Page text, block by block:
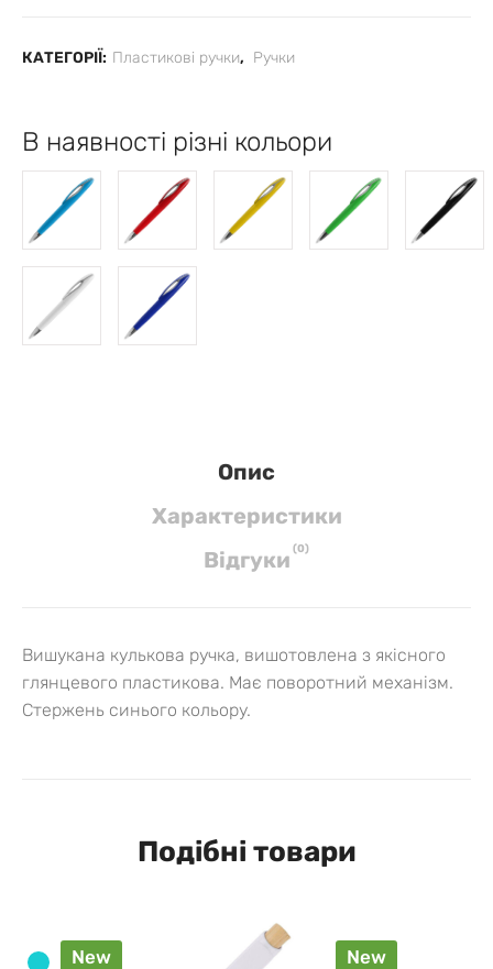
КАТЕГОРІЇ: Пластикові ручки, Ручки
В наявності різні кольори
Опис
Характеристики
Вiдгуки (0)
Вишукана кулькова ручка, вишотовлена з якісного
глянцевого пластикова. Має поворотний механізм.
Стержень синього кольору.
Подібні товари
New New